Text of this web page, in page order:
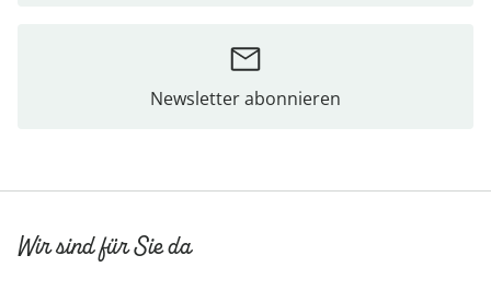
Newsletter abonnieren
Wir sind für Sie da